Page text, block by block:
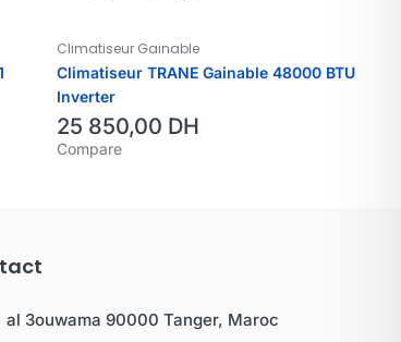
Climatiseur Gainable
Climatiseur TRANE Gainable 48000 BTU
Inverter
25 850,00 DH
Compare
al 3ouwama 90000 Tanger, Maroc